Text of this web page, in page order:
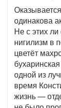
одинакова
Не с этих
нигилизм в
цветёт
одной из
время
жизнь —